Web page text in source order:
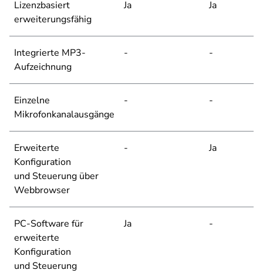
Lizenzbasiert
erweiterungsfähig
Ja Ja
Integrierte MP3-
Aufzeichnung
- -
Einzelne
Mikrofonkanalausgänge
- -
Erweiterte
Konfiguration
und Steuerung über
Webbrowser
- Ja
PC-Software für
erweiterte
Konfiguration
und Steuerung
Ja -